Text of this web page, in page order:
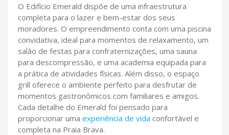
O Edifício Emerald dispõe de uma infraestrutura
completa para o lazer e bem-estar dos seus
moradores. O empreendimento conta com uma piscina
convidativa, ideal para momentos de relaxamento, um
salão de festas para confraternizações, uma sauna
para descompressão, e uma academia equipada para
a prática de atividades físicas. Além disso, o espaço
grill oferece o ambiente perfeito para desfrutar de
momentos gastronômicos com familiares e amigos.
Cada detalhe do Emerald foi pensado para
proporcionar uma experiência de vida confortável e
completa na Praia Brava.